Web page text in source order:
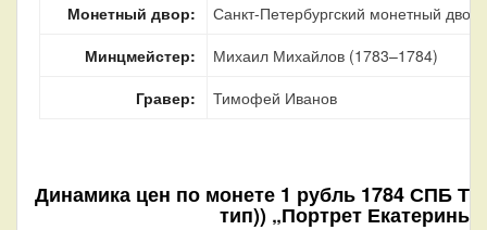
Монетный двор:
Санкт-Петербургский монетный
Минцмейстер:
Михаил Михайлов (1783–1784)
Гравер:
Тимофей Иванов
Динамика цен по монете 1 рубль 1784 СПБ
тип)) „Портрет Екатерины